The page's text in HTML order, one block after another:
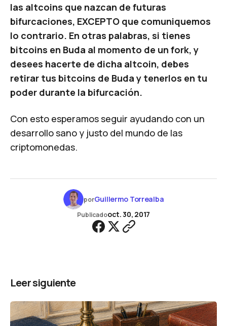
las altcoins que nazcan de futuras
bifurcaciones, EXCEPTO que comuniquemos
lo contrario. En otras palabras, si tienes
bitcoins en Buda al momento de un fork, y
desees hacerte de dicha altcoin, debes
retirar tus bitcoins de Buda y tenerlos en tu
poder durante la bifurcación.
Con esto esperamos seguir ayudando con un
desarrollo sano y justo del mundo de las
criptomonedas.
porGuillermo Torrealba
Publicadooct. 30, 2017
Leer siguiente